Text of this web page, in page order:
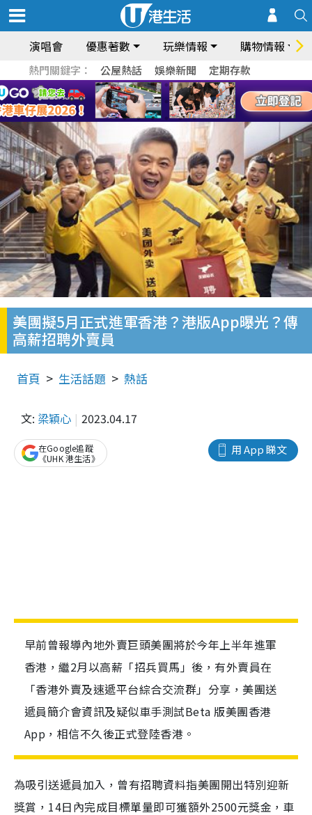
演唱會 優惠著數 玩樂情報 購物情報
熱門關鍵字： 公屋熱話 娛樂新聞 定期存款
美團擬5月正式進軍香港？港版App曝光？傳
高薪招聘外賣員
首頁 生活話題 熱話
文: 梁穎心 2023.04.17
用 App 睇文
在Google追蹤
《UHK 港生活》
早前曾報導內地外賣巨頭美團將於今年上半年進軍
香港，繼2月以高薪「招兵買馬」後，有外賣員在
「香港外賣及速遞平台綜合交流群」分享，美團送
遞員簡介會資訊及疑似車手測試Beta 版美團香港
App，相信不久後正式登陸香港。
為吸引送遞員加入，曾有招聘資料指美團開出特別迎新
獎賞，14日內完成目標單量即可獲額外2500元獎金，車